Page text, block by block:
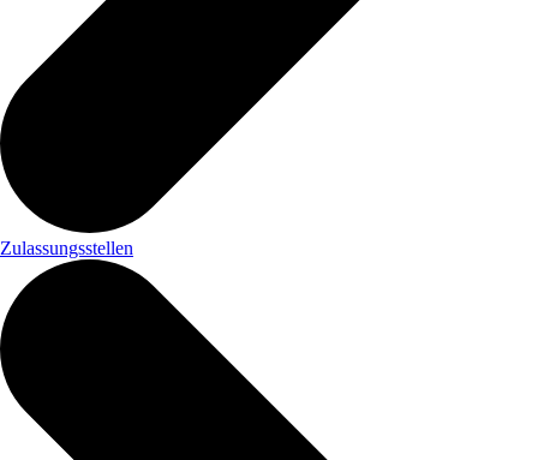
Zulassungsstellen